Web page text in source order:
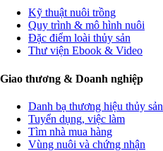
Kỹ thuật nuôi trồng
Quy trình & mô hình nuôi
Đặc điểm loài thủy sản
Thư viện Ebook & Video
Giao thương & Doanh nghiệp
Danh bạ thương hiệu thủy sản
Tuyển dụng, việc làm
Tìm nhà mua hàng
Vùng nuôi và chứng nhận